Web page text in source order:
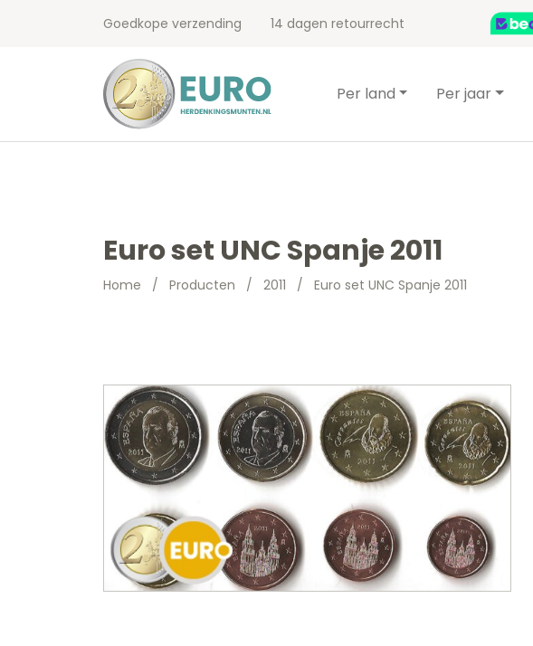
Goedkope verzending 14 dagen retourrecht
Per land Per jaar
Euro set UNC Spanje 2011
Home / Producten / 2011 / Euro set UNC Spanje 2011